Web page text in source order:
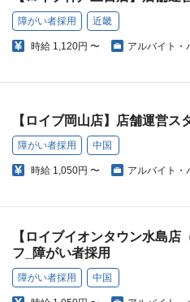
障がい者採用 近畿
時給 1,120円 〜 アルバイト・
【ロイブ岡山店】店舗運営ス
障がい者採用 中国
時給 1,050円 〜 アルバイト・
【ロイブイオンタウン水島店
フ_障がい者採用
障がい者採用 中国